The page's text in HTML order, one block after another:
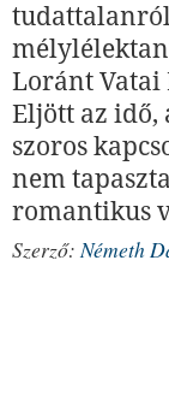
tudattalanról
Loránt Vatai
Eljött az idő,
szoros
nem
romantikus
Szerző:Németh